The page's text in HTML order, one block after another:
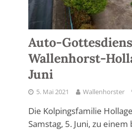
Auto-
Wallenhorst-
Juni
5. Mai 2021 Wallenhorster
Die Kolpingsfamilie
Samstag, 5. Juni, zu